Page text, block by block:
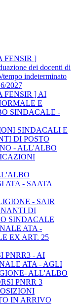
FENSIR ]
dei docenti di
indeterminato
2027
FENSIR ] AI
E
SINDACALE -
SINDACALI E
DI POSTO
- ALL'ALBO
ATA - SAATA
- SAIR
DI
SINDACALE
ATA -
EX ART. 25
PNRR3 - AI
ATA - AGLI
ALL'ALBO
PNRR 3
IN ARRIVO